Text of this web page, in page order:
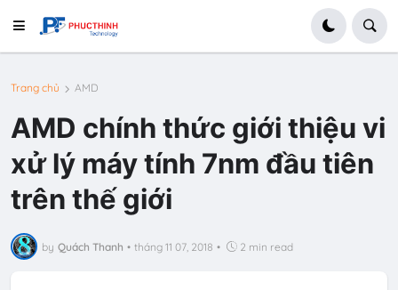
Trang chủ AMD
AMD chính thức giới thiệu vi
xử lý máy tính 7nm đầu tiên
trên thế giới
by Quách Thanh • tháng 11 07, 2018 • 2 min read